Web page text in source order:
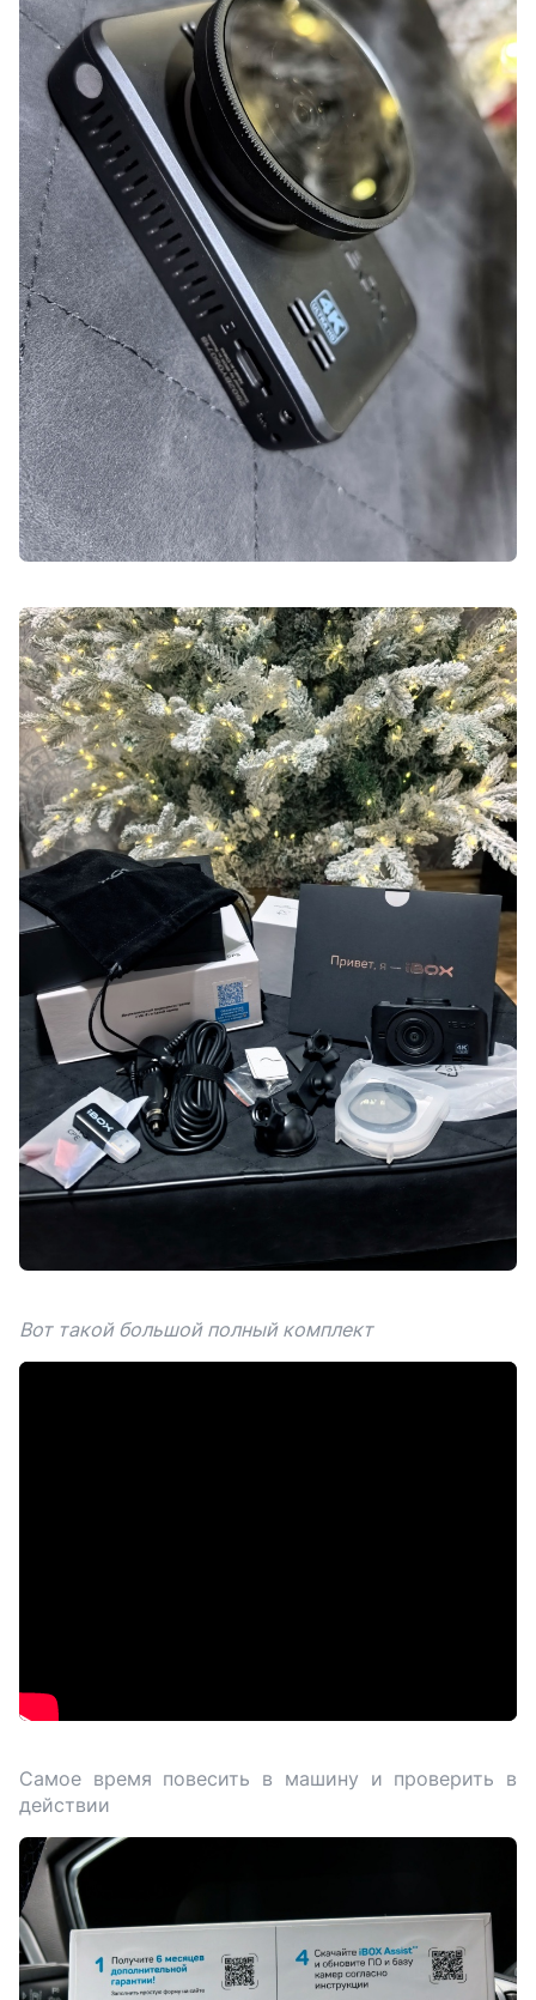
Вот такой большой полный комплект
Самое время повесить в машину и проверить в
действии